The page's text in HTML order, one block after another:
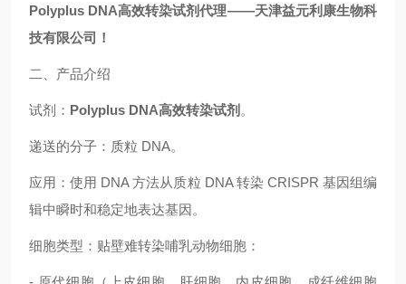
Polyplus DNA高效转染试剂代理——天津益元利康生物科
技有限公司！
二、产品介绍
试剂： Polyplus DNA高效转染试剂 。
递送的分子：质粒 DNA。
应用：使用 DNA 方法从质粒 DNA 转染 CRISPR 基因组编
辑中瞬时和稳定地表达基因。
细胞类型：贴壁难转染哺乳动物细胞：